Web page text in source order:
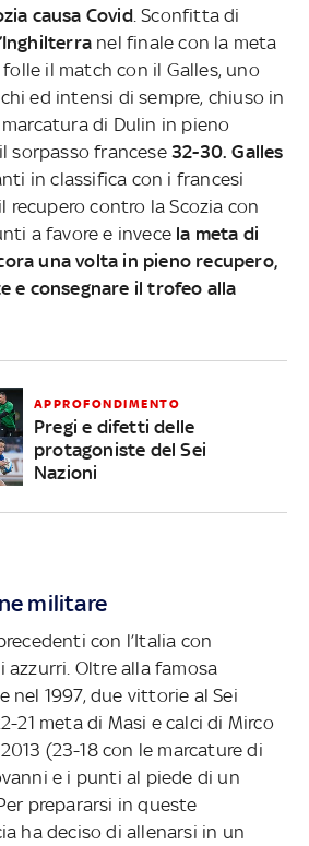
causa Covid. Sconfitta di
nel finale con la meta
il match con il Galles, uno
ed intensi di sempre, chiuso in
di Dulin in pieno
sorpasso francese 32-30.Galles
in classifica con i francesi
recupero contro la Scozia con
a favore e invece la meta di
una volta in pieno recupero,
e consegnare il trofeo alla
APPROFONDIMENTO
Pregi e difetti delle
protagoniste del Sei
Nazioni
militare
con l’Italia con
Oltre alla famosa
nel 1997, due vittorie al Sei
21 meta di Masi e calci di Mirco
(23-18 con le marcature di
e i punti al piede di un
prepararsi in queste
ha deciso di allenarsi in un